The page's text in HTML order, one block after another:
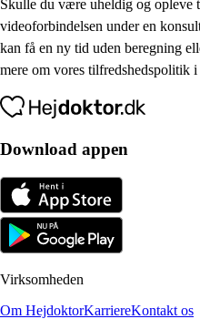
Skulle du være uheldig og opleve
videoforbindelsen under en
kan få en ny tid uden beregning
mere om vores tilfredshedspolitik i
Download appen
Virksomheden
Om HejdoktorKarriereKontakt os